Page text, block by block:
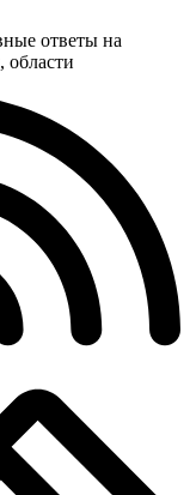
ответы на
области